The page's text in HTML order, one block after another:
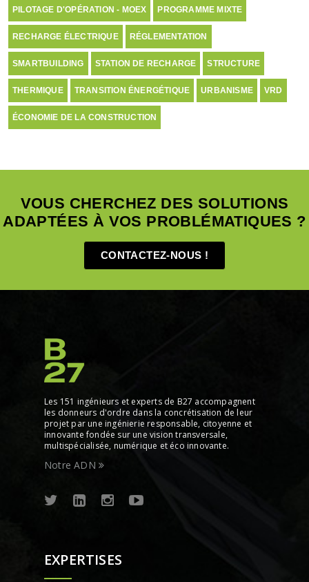
PILOTAGE D'OPÉRATION - MOEX PROGRAMME MIXTE
RECHARGE ÉLECTRIQUE RÉGLEMENTATION
SMARTBUILDING STATION DE RECHARGE STRUCTURE
THERMIQUE TRANSITION ÉNERGÉTIQUE URBANISME VRD
ÉCONOMIE DE LA CONSTRUCTION
VOUS CHERCHEZ DES SOLUTIONS
ADAPTÉES À VOS PROBLÉMATIQUES ?
CONTACTEZ-NOUS !
Les 151 ingénieurs et experts de B27 accompagnent
les donneurs d'ordre dans la concrétisation de leur
projet par une ingénierie responsable, citoyenne et
innovante fondée sur une vision transversale,
multispécialisée, numérique et éco innovante.
Notre ADN
EXPERTISES